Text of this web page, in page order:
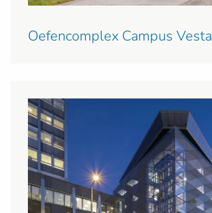
Oefencomplex Campus Vesta